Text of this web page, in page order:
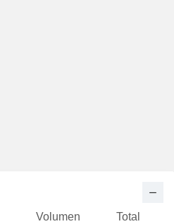
Volumen
Total